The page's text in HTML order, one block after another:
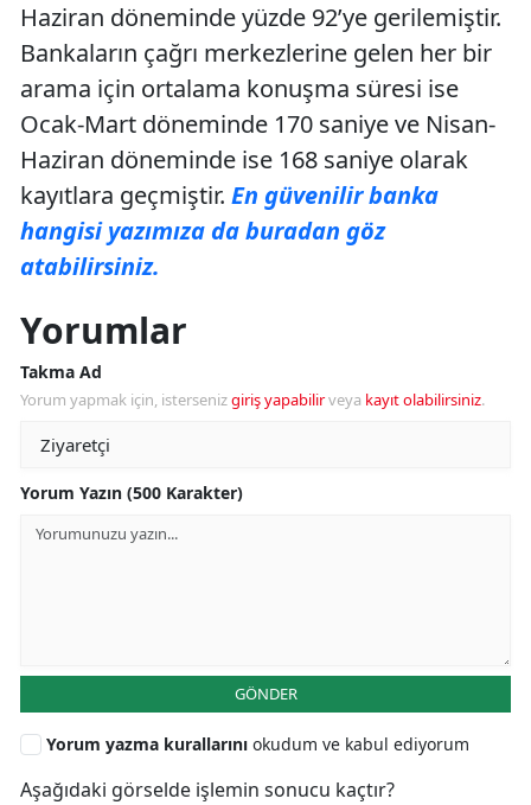
Haziran döneminde yüzde 92’ye gerilemiştir.
Bankaların çağrı merkezlerine gelen her bir
arama için ortalama konuşma süresi ise
Ocak-Mart döneminde 170 saniye ve Nisan-
Haziran döneminde ise 168 saniye olarak
kayıtlara geçmiştir. En güvenilir banka
hangisi yazımıza da buradan göz
atabilirsiniz.
Yorumlar
Takma Ad
Yorum yapmak için, istersenizgiriş yapabilirveya kayıt olabilirsiniz.
Yorum Yazın (500 Karakter)
GÖNDER
Yorum yazma kurallarını okudum ve kabul ediyorum
Aşağıdaki görselde işlemin sonucu kaçtır?